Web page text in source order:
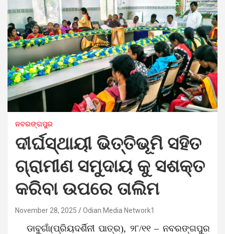
ନବରଙ୍ଗପୁର
ଦୀର୍ଘସ୍ଥାୟୀ ଭିତ୍ତିଭୂମି ସହିତ
ଗ୍ରାମୀଣ ସମୁଦାୟ କୁ ସଶକ୍ତ
କରିବା ଉପରେ ତାଲିମ
November 28, 2025 Odian Media Network1
ଡାବୁଗାଁ(ପ୍ରିୟଦର୍ଶିନୀ ପାତ୍ର), ୨୮/୧୧ – ନବରଙ୍ଗପୁର